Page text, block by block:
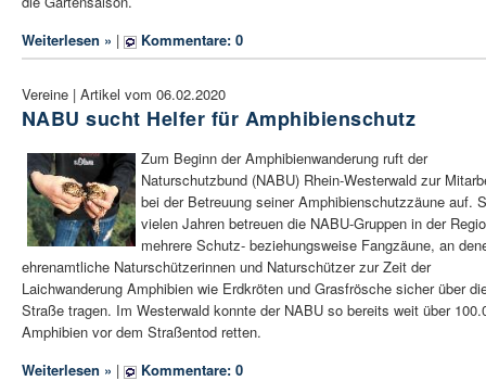
Weiterlesen » | Kommentare: 0
Vereine | Artikel vom 06.02.2020
NABU sucht Helfer für Amphibienschutz
Zum Beginn der Amphibienwanderung ruft der
Naturschutzbund (NABU) Rhein-Westerwald zur
bei der Betreuung seiner Amphibienschutzzäune auf.
vielen Jahren betreuen die NABU-Gruppen in der
mehrere Schutz- beziehungsweise Fangzäune, an
ehrenamtliche Naturschützerinnen und Naturschützer zur Zeit der
Laichwanderung Amphibien wie Erdkröten und Grasfrösche sicher über
Straße tragen. Im Westerwald konnte der NABU so bereits weit über
Amphibien vor dem Straßentod retten.
Weiterlesen » | Kommentare: 0